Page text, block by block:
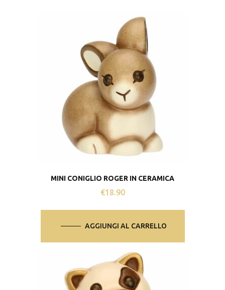
MINI CONIGLIO ROGER IN CERAMICA
€18.90
AGGIUNGI AL CARRELLO